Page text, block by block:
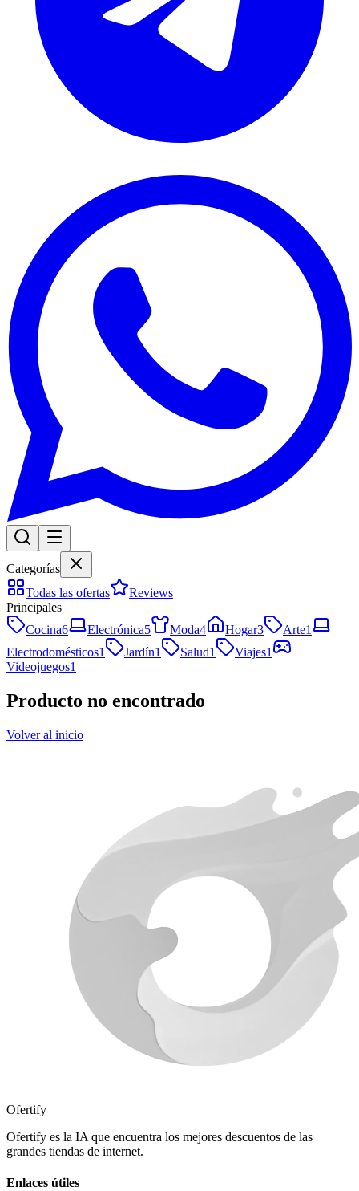
Categorías
Todas las ofertas
Reviews
Principales
Cocina6 Electrónica5 Moda4 Hogar3 Arte1
Electrodomésticos1 Jardín1 Salud1 Viajes1
Videojuegos1
Producto no encontrado
Volver al inicio
Ofertify
Ofertify es la IA que encuentra los mejores descuentos de las
grandes tiendas de internet.
Enlaces útiles